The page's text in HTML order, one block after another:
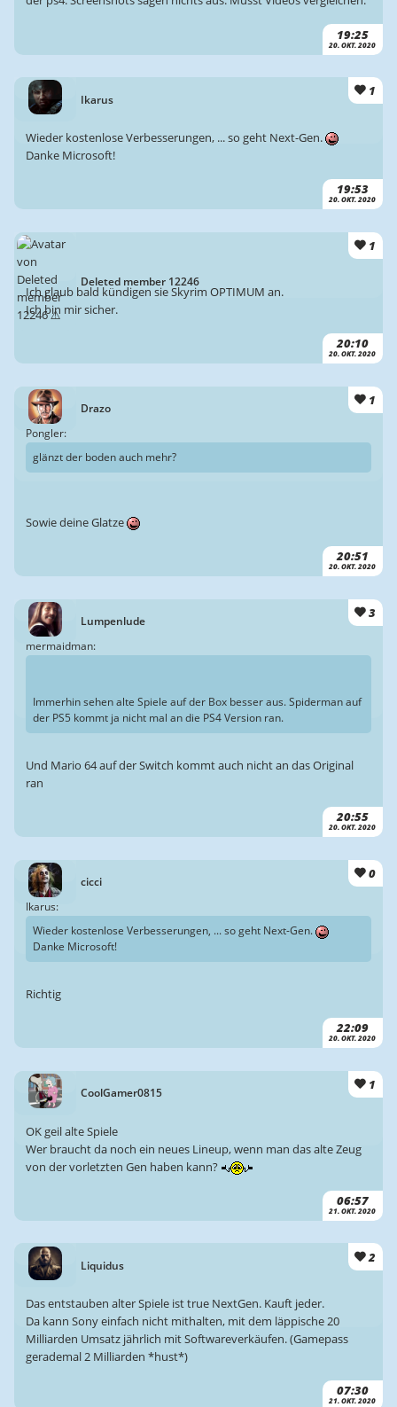
19:25
20. OKT. 2020
Ikarus
1
19:53
20. OKT. 2020
Wieder kostenlose Verbesserungen, ... so geht Next-Gen.
Danke Microsoft!
Deleted member 12246
1
20:10
20. OKT. 2020
Ich glaub bald kündigen sie Skyrim OPTIMUM an.
Ich bin mir sicher.
Drazo
1
20:51
20. OKT. 2020
Pongler:
glänzt der boden auch mehr?
Sowie deine Glatze
Lumpenlude
3
20:55
20. OKT. 2020
mermaidman:
Immerhin sehen alte Spiele auf der Box besser aus. Spiderman auf
der PS5 kommt ja nicht mal an die PS4 Version ran.
Und Mario 64 auf der Switch kommt auch nicht an das Original
ran
cicci
0
22:09
20. OKT. 2020
Ikarus:
Wieder kostenlose Verbesserungen, ... so geht Next-Gen.
Danke Microsoft!
Richtig
CoolGamer0815
1
06:57
21. OKT. 2020
OK geil alte Spiele
Wer braucht da noch ein neues Lineup, wenn man das alte Zeug
von der vorletzten Gen haben kann?
Liquidus
2
07:30
21. OKT. 2020
Das entstauben alter Spiele ist true NextGen. Kauft jeder.
Da kann Sony einfach nicht mithalten, mit dem läppische 20
Milliarden Umsatz jährlich mit Softwareverkäufen. (Gamepass
gerademal 2 Milliarden *hust*)